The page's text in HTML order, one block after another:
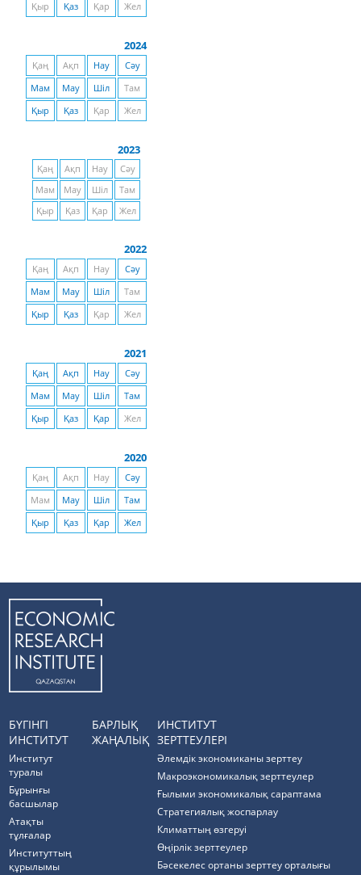
Қыр
Қаз Қар Жел
2024
Қаң Ақп Нау
Сәу
Мам
Мау Шіл
Там
Қыр
Қаз Қар Жел
2023
Қаң Ақп Нау
Сәу
Мам
Мау Шіл
Там
Қыр
Қаз Қар Жел
2022
Қаң Ақп Нау
Сәу
Мам
Мау Шіл
Там
Қыр
Қаз Қар Жел
2021
Қаң Ақп Нау
Сәу
Мам
Мау Шіл
Там
Қыр
Қаз Қар Жел
2020
Қаң Ақп Нау
Сәу
Мам
Мау Шіл
Там
Қыр
Қаз Қар Жел
БҮГІНГІ
ИНСТИТУТ
Институт
туралы
Бұрынғы
басшылар
Атақты
тұлғалар
Институттың
құрылымы
БАРЛЫҚ
ЖАҢАЛЫҚ
ИНСТИТУТ
ЗЕРТТЕУЛЕРІ
Әлемдік экономиканы зерттеу
Макроэкономикалық зерттеулер
Ғылыми экономикалық сараптама
Стратегиялық жоспарлау
Климаттың өзгеруі
Өңірлік зерттеулер
Бәсекелес ортаны зерттеу орталығы